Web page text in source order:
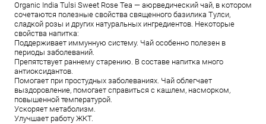
Organic India Tulsi Sweet Rose Tea — аюрведический чай, в котором
сочетаются полезные свойства священного базилика Тулси,
сладкой розы и других натуральных ингредиентов. Некоторые
свойства напитка:
Поддерживает иммунную систему. Чай особенно полезен в
периоды заболеваний.
Препятствует раннему старению. В составе напитка много
антиоксидантов.
Помогает при простудных заболеваниях. Чай облегчает
выздоровление, помогает справиться с кашлем, насморком,
повышенной температурой.
Ускоряет метаболизм.
Улучшает работу ЖКТ.